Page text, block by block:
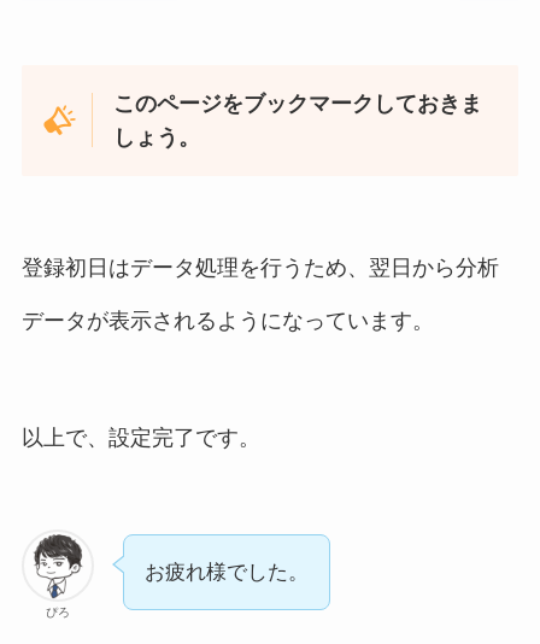
このページをブックマークしておきま
しょう。
登録初日はデータ処理を行うため、翌日から分析
データが表示されるようになっています。
以上で、設定完了です。
ぴろ
お疲れ様でした。